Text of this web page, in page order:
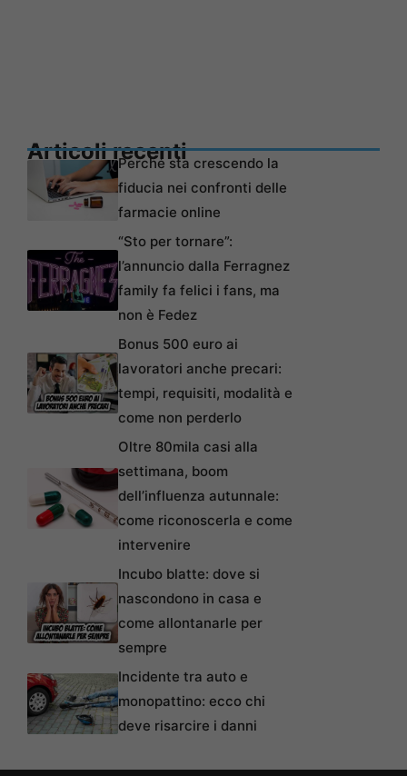
Articoli recentiPerché sta crescendo la
fiducia nei confronti delle
farmacie online
“Sto per tornare”:
l’annuncio dalla Ferragnez
family fa felici i fans, ma
non è Fedez
Bonus 500 euro ai
lavoratori anche precari:
tempi, requisiti, modalità e
come non perderlo
Oltre 80mila casi alla
settimana, boom
dell’influenza autunnale:
come riconoscerla e come
intervenire
Incubo blatte: dove si
nascondono in casa e
come allontanarle per
sempre
Incidente tra auto e
monopattino: ecco chi
deve risarcire i danni